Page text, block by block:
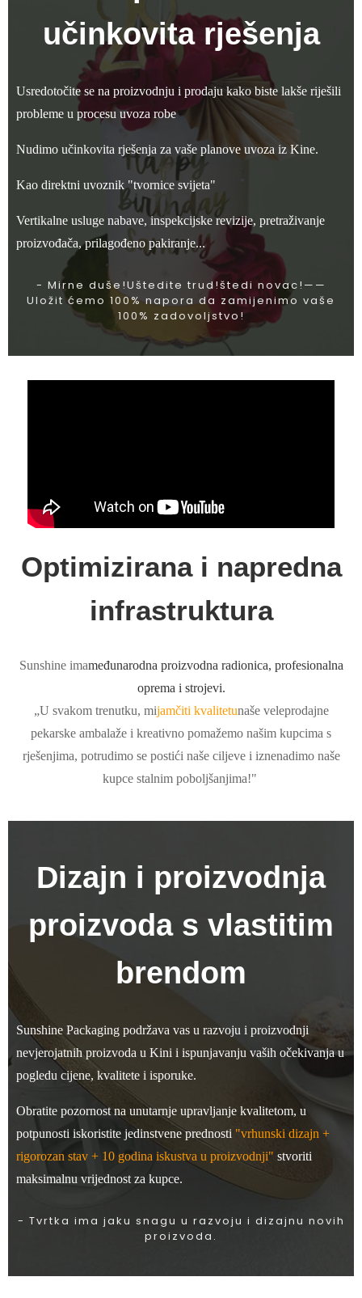
učinkovita rješenja
Usredotočite se na proizvodnju i prodaju kako biste lakše riješili
probleme u procesu uvoza robe
Nudimo učinkovita rješenja za vaše planove uvoza iz Kine.
Kao direktni uvoznik "tvornice svijeta"
Vertikalne usluge nabave, inspekcijske revizije, pretraživanje
proizvođača, prilagođeno pakiranje...
- Mirne duše!Uštedite trud!štedi novac!——
Uložit ćemo 100% napora da zamijenimo vaše
100% zadovoljstvo!
Optimizirana i napredna
infrastruktura
Sunshine imameđunarodna proizvodna radionica, profesionalna
oprema i strojevi.
„U svakom trenutku, mijamčiti kvalitetunaše veleprodajne
pekarske ambalaže i kreativno pomažemo našim kupcima s
rješenjima, potrudimo se postići naše ciljeve i iznenadimo naše
kupce stalnim poboljšanjima!"
Dizajn i proizvodnja
proizvoda s vlastitim
brendom
Sunshine Packaging podržava vas u razvoju i proizvodnji
nevjerojatnih proizvoda u Kini i ispunjavanju vaših očekivanja u
pogledu cijene, kvalitete i isporuke.
Obratite pozornost na unutarnje upravljanje kvalitetom, u
potpunosti iskoristite jedinstvene prednosti "vrhunski dizajn +
rigorozan stav + 10 godina iskustva u proizvodnji" stvoriti
maksimalnu vrijednost za kupce.
- Tvrtka ima jaku snagu u razvoju i dizajnu novih
proizvoda.